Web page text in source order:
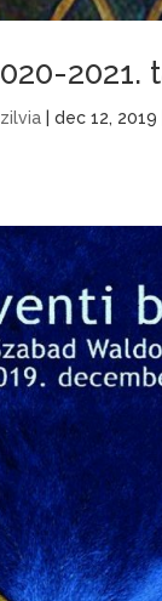
2021.
| dec 12, 2019